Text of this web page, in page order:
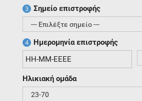
3 Σημείο επιστροφής
4 Ημερομηνία επιστροφής
Ηλικιακή ομάδα